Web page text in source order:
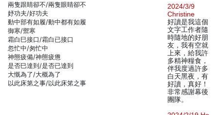
兩隻跟睛卻不/兩隻眼睛卻不
妤功夫/好功夫
動中部有如履/動中都有如履
御寒/禦寒
霜白巳接口/霜白已接口
忽忙中/匆忙中
神態疲備/神態疲憊
是否巳達到/是否已達到
大慨為了/大概為了
以此床第之事/以此床笫之事
2024/3/9
Christine
好讀是我這個
文字工作者隨
時隨地的好朋
友，我有空就
上來，給我許
多精神糧食，
伴我度過許多
白天黑夜，有
好讀，真好！
非常感謝幕後
團隊。